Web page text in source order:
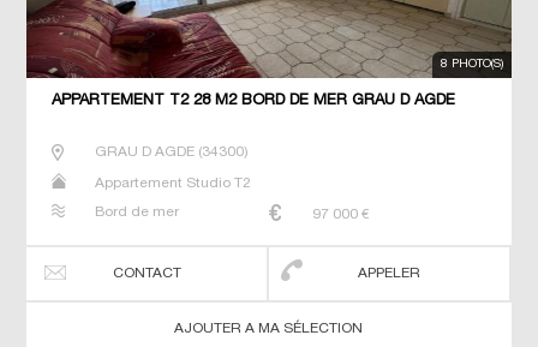
8 PHOTO(S)
APPARTEMENT T2 28 M2 BORD DE MER GRAU D AGDE
GRAU D AGDE(34300)
Appartement Studio T2
Bord de mer 97 000 €
CONTACT APPELER
AJOUTER A MA SÉLECTION